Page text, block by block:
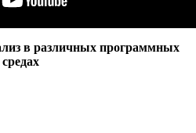
в различных программных
средах